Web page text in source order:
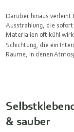
Darüber hinaus verleiht
Ausstrahlung, die
Materialien oft kühl
Schichtung, die ein
Räume, in denen
& sauber